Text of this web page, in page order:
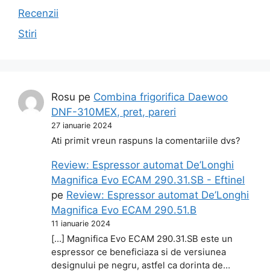
Recenzii
Stiri
Rosu pe Combina frigorifica Daewoo
DNF-310MEX, pret, pareri
27 ianuarie 2024
Ati primit vreun raspuns la comentariile dvs?
Review: Espressor automat De’Longhi
Magnifica Evo ECAM 290.31.SB - Eftinel
pe Review: Espressor automat De’Longhi
Magnifica Evo ECAM 290.51.B
11 ianuarie 2024
[…] Magnifica Evo ECAM 290.31.SB este un
espressor ce beneficiaza si de versiunea
designului pe negru, astfel ca dorinta de…